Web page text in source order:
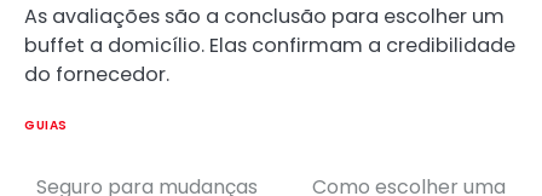
As avaliações são a conclusão para escolher um
buffet a domicílio. Elas confirmam a credibilidade
do fornecedor.
GUIAS
Seguro para mudanças
Como escolher uma